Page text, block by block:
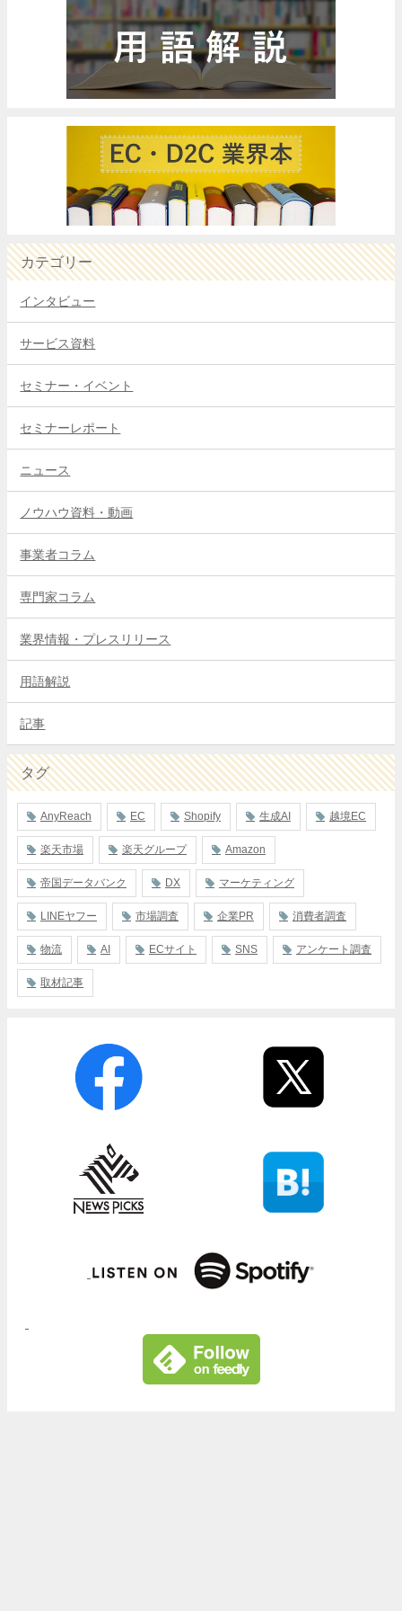
カテゴリー
インタビュー
サービス資料
セミナー・イベント
セミナーレポート
ニュース
ノウハウ資料・動画
事業者コラム
専門家コラム
業界情報・プレスリリース
用語解説
記事
タグ
AnyReach EC Shopify 生成AI 越境EC
楽天市場 楽天グループ Amazon
帝国データバンク DX マーケティング
LINEヤフー 市場調査 企業PR 消費者調査
物流 AI ECサイト SNS アンケート調査
取材記事